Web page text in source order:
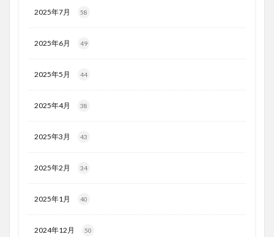
2025年7月 58
2025年6月 49
2025年5月 44
2025年4月 38
2025年3月 43
2025年2月 34
2025年1月 40
2024年12月 50